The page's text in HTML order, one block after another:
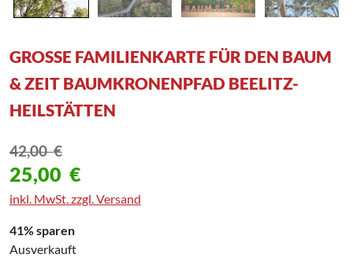
GROSSE FAMILIENKARTE FÜR DEN BAUM &
ZEIT BAUMKRONENPFAD BEELITZ-H
EILSTÄTTEN
42,00€
25,00 €
inkl. MwSt. zzgl. Versand
41% sparen
Ausverkauft